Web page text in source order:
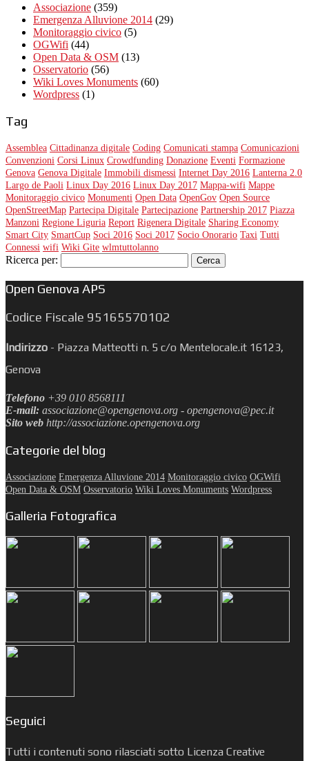
Associazione (359)
Emergenza Alluvione 2014 (29)
Monitoraggio civico (5)
OGWifi (44)
Open Data & OSM (13)
Osservatorio (56)
Wiki Loves Monuments (60)
Wordpress (1)
Tag
Assemblea Cittadinanza digitale Coding Comunicati stampa Comunicazioni
Convenzioni Corsi Linux Crowdfunding Donazione Eventi Formazione
Genova Genova Digitale Immobili dismessi Internet Day 2016 Lanterna 2.0
Largo de Paoli Linux Day 2016 Linux Day 2017 Mappa-wifi Mappe
Monitoraggio civico Monumenti Open Data OpenGov Open Source
OpenStreetMap Partecipa Digitale Partecipazione Partnership 2017 Piazza
Manzoni Regione Liguria Report Rigenera Digitale Sharing Economy
Smart City SmartCup Soci 2016 Soci 2017 Socio Onorario Taxi Tutti
Connessi wifi Wiki Gite wlmtuttolanno
Ricerca per:
Open Genova APS
Codice Fiscale 95165570102
Indirizzo - Piazza Matteotti n. 5 c/o Mentelocale.it 16123,
Genova
Telefono +39 010 8568111
E-mail: associazione@opengenova.org - opengenova@pec.it
Sito web http://associazione.opengenova.org
Categorie del blog
Associazione Emergenza Alluvione 2014 Monitoraggio civico OGWifi
Open Data & OSM Osservatorio Wiki Loves Monuments Wordpress
Galleria Fotografica
Seguici
Tutti i contenuti sono rilasciati sotto Licenza Creative